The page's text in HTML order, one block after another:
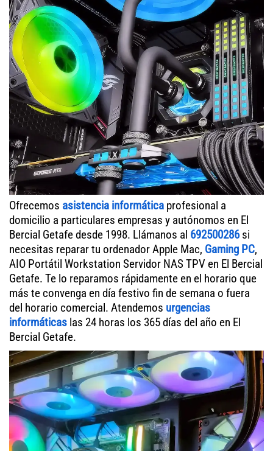
Ofrecemos asistencia informática profesional a
domicilio a particulares empresas y autónomos en El
Bercial Getafe desde 1998. Llámanos al 692500286si
necesitas reparar tu ordenador Apple Mac, Gaming PC,
AIO Portátil Workstation Servidor NAS TPV en El Bercial
Getafe. Te lo reparamos rápidamente en el horario que
más te convenga en día festivo fin de semana o fuera
del horario comercial. Atendemos urgencias
informáticas las 24 horas los 365 días del año en El
Bercial Getafe.